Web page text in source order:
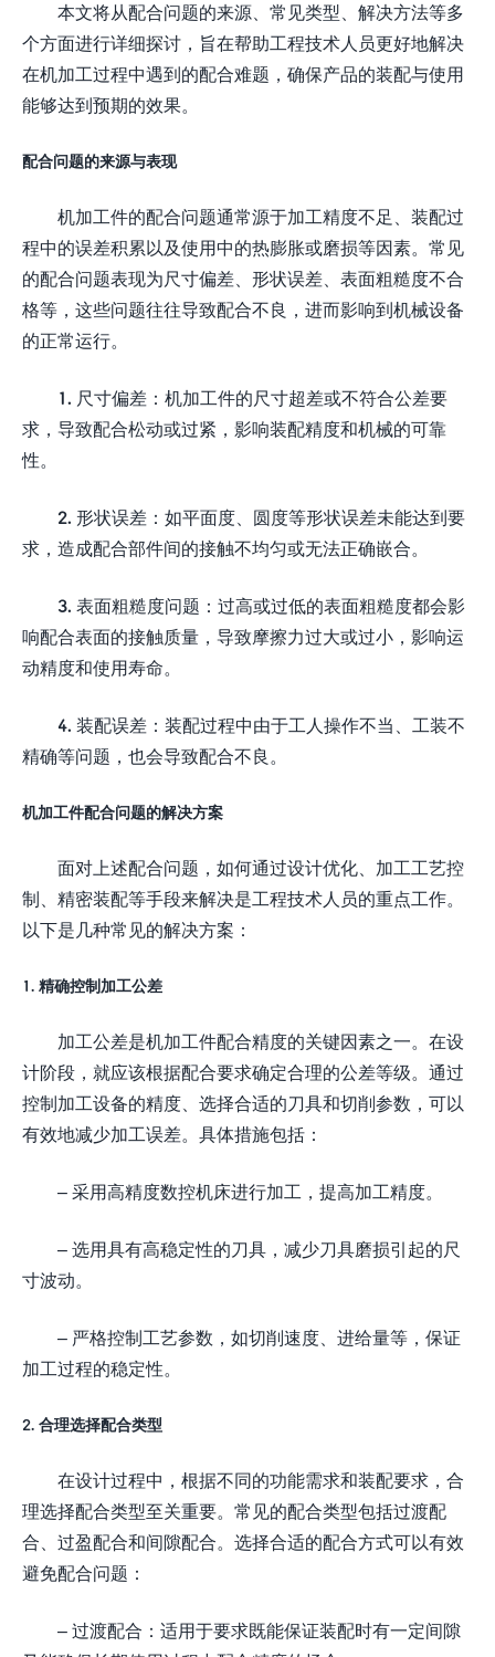
本文将从配合问题的来源、常见类型、解决方法等多
个方面进行详细探讨，旨在帮助工程技术人员更好地解决
在机加工过程中遇到的配合难题，确保产品的装配与使用
能够达到预期的效果。
配合问题的来源与表现
机加工件的配合问题通常源于加工精度不足、装配过
程中的误差积累以及使用中的热膨胀或磨损等因素。常见
的配合问题表现为尺寸偏差、形状误差、表面粗糙度不合
格等，这些问题往往导致配合不良，进而影响到机械设备
的正常运行。
1. 尺寸偏差：机加工件的尺寸超差或不符合公差要
求，导致配合松动或过紧，影响装配精度和机械的可靠
性。
2. 形状误差：如平面度、圆度等形状误差未能达到要
求，造成配合部件间的接触不均匀或无法正确嵌合。
3. 表面粗糙度问题：过高或过低的表面粗糙度都会影
响配合表面的接触质量，导致摩擦力过大或过小，影响运
动精度和使用寿命。
4. 装配误差：装配过程中由于工人操作不当、工装不
精确等问题，也会导致配合不良。
机加工件配合问题的解决方案
面对上述配合问题，如何通过设计优化、加工工艺控
制、精密装配等手段来解决是工程技术人员的重点工作。
以下是几种常见的解决方案：
1. 精确控制加工公差
加工公差是机加工件配合精度的关键因素之一。在设
计阶段，就应该根据配合要求确定合理的公差等级。通过
控制加工设备的精度、选择合适的刀具和切削参数，可以
有效地减少加工误差。具体措施包括：
– 采用高精度数控机床进行加工，提高加工精度。
– 选用具有高稳定性的刀具，减少刀具磨损引起的尺
寸波动。
– 严格控制工艺参数，如切削速度、进给量等，保证
加工过程的稳定性。
2. 合理选择配合类型
在设计过程中，根据不同的功能需求和装配要求，合
理选择配合类型至关重要。常见的配合类型包括过渡配
合、过盈配合和间隙配合。选择合适的配合方式可以有效
避免配合问题：
– 过渡配合：适用于要求既能保证装配时有一定间隙